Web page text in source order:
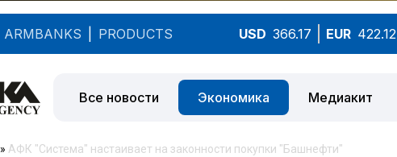
ARMBANKS PRODUCTS USD 366.17 EUR 422.12
Все новости Экономика Медиакит
» АФК "Система" настаивает на законности покупки "Башнефти"